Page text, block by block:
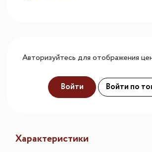
Авторизуйтесь для отображения
Войти Войти по
Характеристики